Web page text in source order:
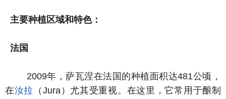
主要种植区域和特色：
法国
2009年，萨瓦涅在法国的种植面积达481公顷，
在汝拉
（Jura）尤其受重视。在这里，它常用于酿制